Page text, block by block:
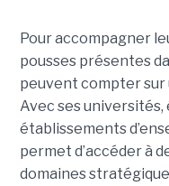
Pour accompagner
pousses présentes
peuvent compter
Avec ses universités,
établissements
permet d’accéder à
domaines